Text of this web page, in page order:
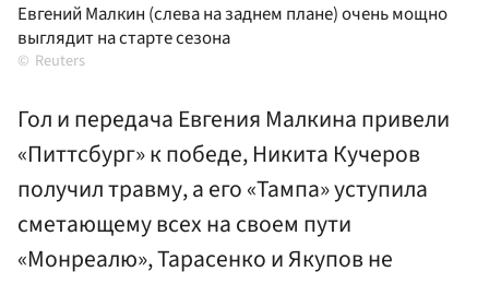
Евгений Малкин (слева на заднем плане) очень мощно
выглядит на старте сезона
Reuters
Гол и передача Евгения Малкина привели
«Питтсбург» к победе, Никита Кучеров
получил травму, а его «Тампа» уступила
сметающему всех на своем пути
«Монреалю», Тарасенко и Якупов не